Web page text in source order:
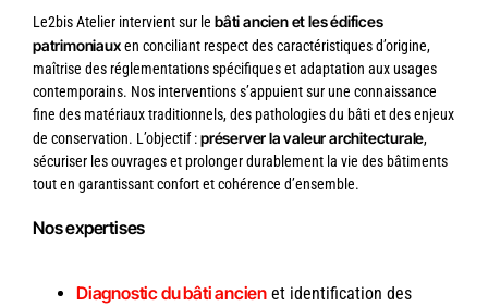
Le2bis Atelier intervient sur le bâti ancien et les édifices
patrimoniauxen conciliant respect des caractéristiques d’origine,
maîtrise des réglementations spécifiques et adaptation aux usages
contemporains. Nos interventions s’appuient sur une connaissance
fine des matériaux traditionnels, des pathologies du bâti et des enjeux
de conservation. L’objectif :préserver la valeur architecturale,
sécuriser les ouvrages et prolonger durablement la vie des bâtiments
tout en garantissant confort et cohérence d’ensemble.
Nos expertises
Diagnostic du bâti ancien et identification des